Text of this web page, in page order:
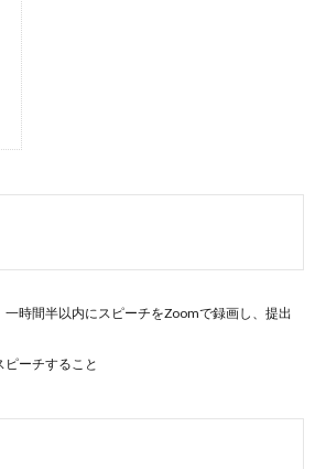
時間半以内にスピーチをZoomで録画し、提出
ーチすること